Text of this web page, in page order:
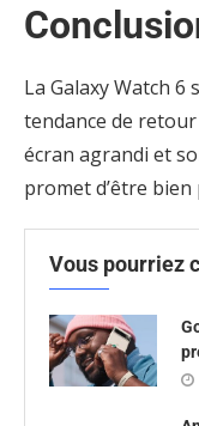
La Galaxy Watch 6
tendance de
écran agrandi et
promet d’être bien
Vous pourriez